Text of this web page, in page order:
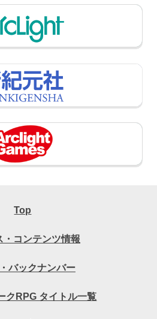
Top
・コンテンツ情報
バックナンバー
クRPG タイトル一覧